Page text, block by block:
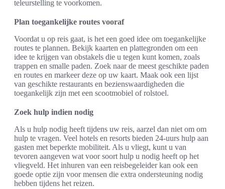
teleurstelling te voorkomen.
Plan toegankelijke routes vooraf
Voordat u op reis gaat, is het een goed idee om toegankelijke
routes te plannen. Bekijk kaarten en plattegronden om een
idee te krijgen van obstakels die u tegen kunt komen, zoals
trappen en smalle paden. Zoek naar de meest geschikte paden
en routes en markeer deze op uw kaart. Maak ook een lijst
van geschikte restaurants en bezienswaardigheden die
toegankelijk zijn met een scootmobiel of rolstoel.
Zoek hulp indien nodig
Als u hulp nodig heeft tijdens uw reis, aarzel dan niet om om
hulp te vragen. Veel hotels en resorts bieden 24-uurs hulp aan
gasten met beperkte mobiliteit. Als u vliegt, kunt u van
tevoren aangeven wat voor soort hulp u nodig heeft op het
vliegveld. Het inhuren van een reisbegeleider kan ook een
goede optie zijn voor mensen die extra ondersteuning nodig
hebben tijdens het reizen.